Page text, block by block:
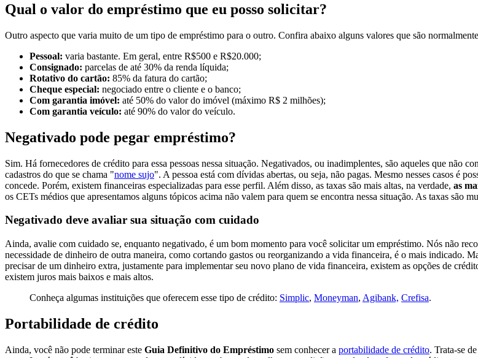
Qual o valor do empréstimo que eu posso solicitar?
Outro aspecto que varia muito de um tipo de empréstimo para o outro. Confira abaixo alguns valores que são
Pessoal: varia bastante. Em geral, entre R$500 e R$20.000;
Consignado: parcelas de até 30% da renda líquida;
Rotativo do cartão: 85% da fatura do cartão;
Cheque especial: negociado entre o cliente e o banco;
Com garantia imóvel: até 50% do valor do imóvel (máximo R$ 2 milhões);
Com garantia veículo: até 90% do valor do veículo.
Negativado pode pegar empréstimo?
Sim. Há fornecedores de crédito para essa pessoas nessa situação. Negativados, ou inadimplentes, são aqueles que não
cadastros do que se chama "nome sujo". A pessoa está com dívidas abertas, ou seja, não pagas. Mesmo nesses casos é
concede. Porém, existem financeiras especializadas para esse perfil. Além disso, as taxas são mais altas, na verdade, as
os CETs médios que apresentamos alguns tópicos acima não valem para quem se encontra nessa situação. As taxas são
Negativado deve avaliar sua situação com cuidado
Ainda, avalie com cuidado se, enquanto negativado, é um bom momento para você solicitar um empréstimo. Nós não
necessidade de dinheiro de outra maneira, como cortando gastos ou reorganizando a vida financeira, é o mais indicado.
precisar de um dinheiro extra, justamente para implementar seu novo plano de vida financeira, existem as opções de
existem juros mais baixos e mais altos.
Conheça algumas instituições que oferecem esse tipo de crédito: Simplic, Moneyman, Agibank, Crefisa.
Portabilidade de crédito
Ainda, você não pode terminar este Guia Definitivo do Empréstimo sem conhecer a portabilidade de crédito. Trata-se